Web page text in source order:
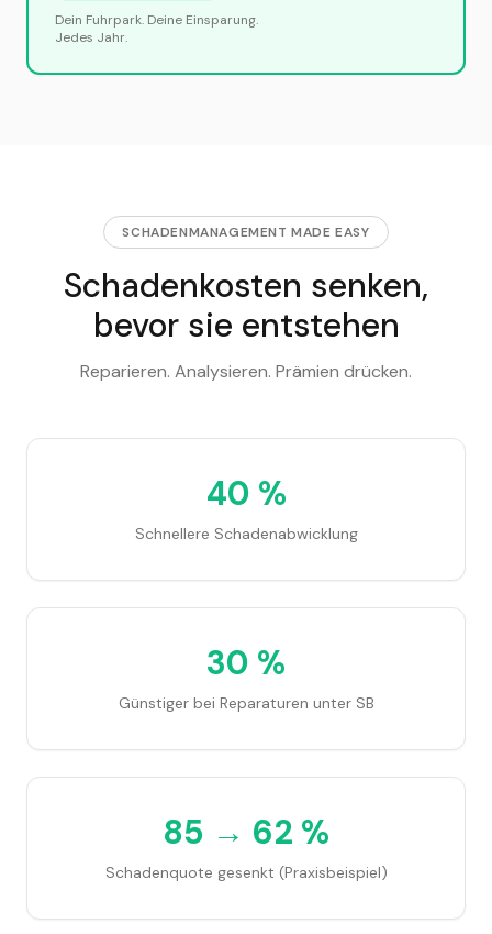
Dein Fuhrpark. Deine Einsparung.
Jedes Jahr.
SCHADENMANAGEMENT MADE EASY
Schadenkosten senken,
bevor sie entstehen
Reparieren. Analysieren. Prämien drücken.
40 %
Schnellere Schadenabwicklung
30 %
Günstiger bei Reparaturen unter SB
85 → 62 %
Schadenquote gesenkt (Praxisbeispiel)